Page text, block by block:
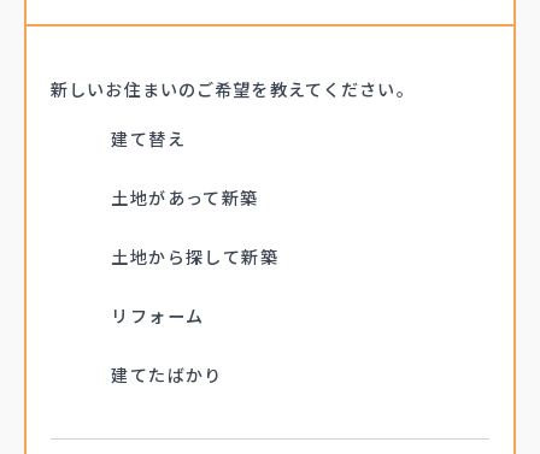
新しいお住まいの ご希望を教えてください。
建て替え
土地があって新築
土地から探して新築
リフォーム
建てたばかり